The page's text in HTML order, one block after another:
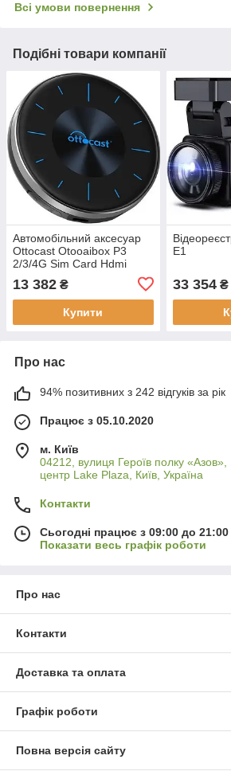
Всі умови повернення
Подібні товари компанії
Автомобільний аксесуар
Ottocast Otooaibox P3
2/3/4G Sim Card Hdmi
13 382 ₴
Купити
E1
33 354₴
Про нас
94% позитивних з 242 відгуків за рік
Працює з 05.10.2020
м. Київ
04212, вулиця Героїв полку «Азов»,
центр Lake Plaza, Київ, Україна
Контакти
Сьогодні працює з 09:00 до 21:00
Показати весь графік роботи
Про нас
Контакти
Доставка та оплата
Графік роботи
Повна версія сайту